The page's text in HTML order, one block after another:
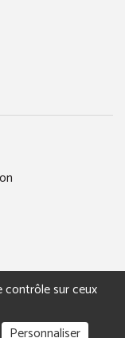
contrôle sur ceux
Personnaliser